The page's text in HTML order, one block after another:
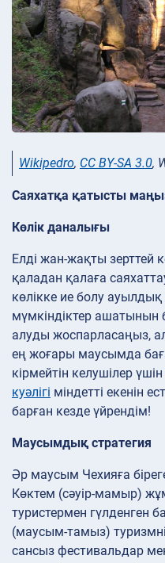
Wikipedro, CC BY-SA 3.0,
Саяхатқа қатысты
Көлік даналығы
Елді жан-жақты зерттей
қаладан қалаға
көлікке ие болу ауылдық
мүмкіндіктер ашатынын
алуды жоспарласаңыз,
ең жоғары маусымда
кірмейтін келушілер үшін
куәлігі міндетті екенін
барған кезде үйрендім!
Маусымдық стратегия
Әр маусым Чехияға
Көктем (сәуір-мамыр)
туристермен гүлденген
(маусым-тамыз)
сансыз фестивальдар